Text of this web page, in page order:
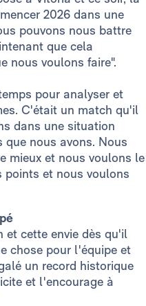
2026 dans une
pouvons nous battre
que cela
nous voulons faire".
pour analyser et
C'était un match qu'il
dans une situation
que nous avons. Nous
mieux et nous voulons le
points et nous voulons
et cette envie dès qu'il
chose pour l'équipe et
un record historique
et l'encourage à